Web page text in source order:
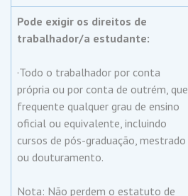
Pode exigir os direitos de
trabalhador/a estudante:
·Todo o trabalhador por conta
própria ou por conta de outrém, que
frequente qualquer grau de ensino
oficial ou equivalente, incluindo
cursos de pós-graduação, mestrado
ou douturamento.
Nota: Não perdem o estatuto de